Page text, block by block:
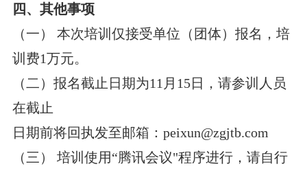
四、其他事项
（一） 本次培训仅接受单位（团体）报名，培
训费1万元。
（二）报名截止日期为11月15日，请参训人员
在截止
日期前将回执发至邮箱：peixun@zgjtb.com
（三） 培训使用“腾讯会议"程序进行，请自行